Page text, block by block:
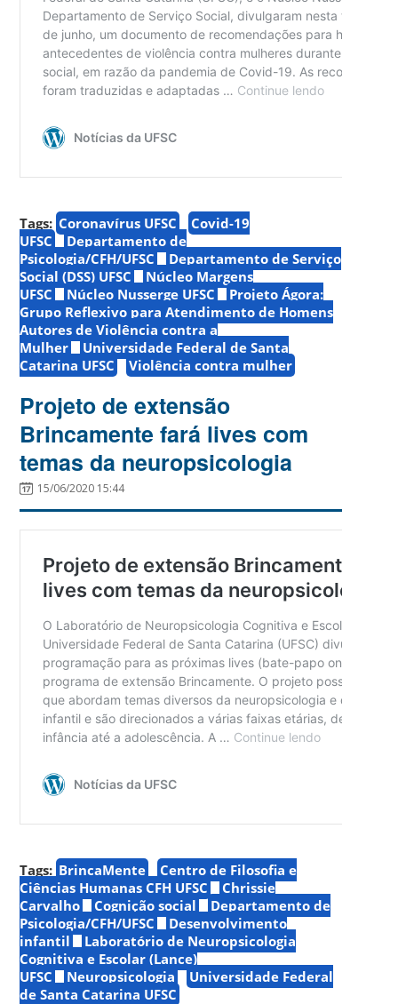
Tags: Coronavírus UFSC
Covid-19
UFSC
Departamento de
Psicologia/CFH/UFSC
Departamento de Serviço
Social (DSS) UFSC
Núcleo Margens
UFSC
Núcleo Nusserge UFSC
Projeto Ágora:
Grupo Reflexivo para Atendimento de Homens
Autores de Violência contra a
Mulher
Universidade Federal de Santa
Catarina UFSC
Violência contra mulher
Projeto de extensão
Brincamente fará lives com
temas da neuropsicologia
15/06/2020 15:44
Tags: BrincaMente
Centro de Filosofia e
Ciências Humanas CFH UFSC
Chrissie
Carvalho
Cognição social
Departamento de
Psicologia/CFH/UFSC
Desenvolvimento
infantil
Laboratório de Neuropsicologia
Cognitiva e Escolar (Lance)
UFSC
Neuropsicologia
Universidade Federal
de Santa Catarina UFSC